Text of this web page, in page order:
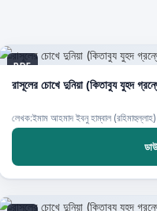
PDF
লেখক:ইমাম আহমাদ ইবনু হাম্বাল (রহিমাহুল্লাহ)